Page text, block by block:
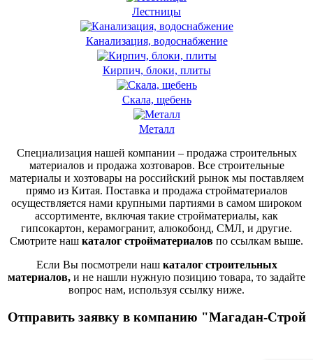
Лестницы
Канализация, водоснабжение
Кирпич, блоки, плиты
Скала, щебень
Металл
Специализация нашей компании – продажа строительных
материалов и продажа хозтоваров. Все строительные
материалы и хозтовары на российский рынок мы поставляем
прямо из Китая. Поставка и продажа стройматериалов
осуществляется нами крупными партиями в самом широком
ассортименте, включая такие стройматериалы, как
гипсокартон, керамогранит, алюкобонд, СМЛ, и другие.
Смотрите наш каталог стройматериалов по ссылкам выше.
Если Вы посмотрели наш каталог строительных
материалов, и не нашли нужную позицию товара, то задайте
вопрос нам, используя ссылку ниже.
Отправить заявку в компанию "Магадан-Строй